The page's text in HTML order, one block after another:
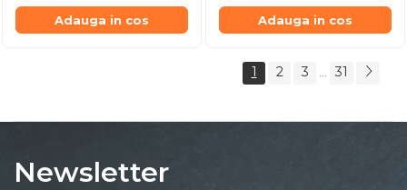
Adauga in cos Adauga in cos
1 2 3 31
Newsletter